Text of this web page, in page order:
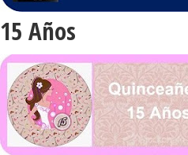
15 Años